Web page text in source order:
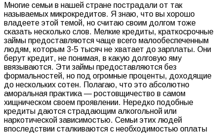
Многие семьи в нашей стране пострадали от так
называемых микрокредитов. Я знаю, что вы хорошо
владеете этой темой, но считаю своим долгом тоже
сказать несколько слов. Мелкие кредиты, краткосрочные
займы предоставляются чаще всего малообеспеченным
людям, которым 3-5 тысяч не хватает до зарплаты. Они
берут кредит, не понимая, в какую долговую яму
ввязываются. Эти займы предоставляются без
формальностей, но под огромные проценты, доходящие
до нескольких сотен. Полагаю, что это абсолютно
аморальная практика — ростовщичество в самом
хищническом своем проявлении. Нередко подобные
кредиты даются страдающим алкогольной или
наркотической зависимостью. Семьи этих людей
впоследствии сталкиваются с необходимостью оплаты